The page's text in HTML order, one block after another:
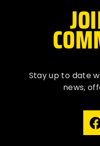
Stay up to date
news,